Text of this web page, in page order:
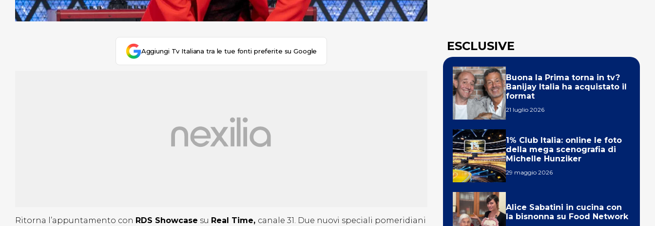
Aggiungi Tv Italiana tra le tue fonti preferite su Google
Ritorna l’appuntamento con RDS Showcase su Real Time, canale 31. Due nuovi speciali pomeridiani
ESCLUSIVE
Buona la Prima torna in tv?
Banijay Italia ha acquistato il
format
21 luglio 2026
1% Club Italia: online le foto
della mega scenografia di
Michelle Hunziker
29 maggio 2026
Alice Sabatini in cucina con
la bisnonna su Food Network